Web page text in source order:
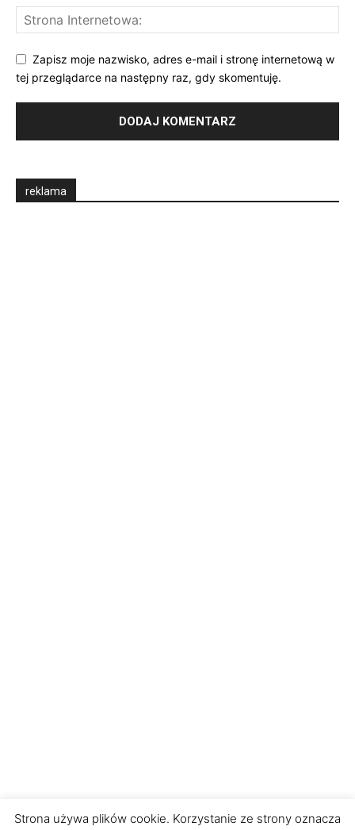
Zapisz moje nazwisko, adres e-mail i stronę internetową w
tej przeglądarce na następny raz, gdy skomentuję.
reklama
Główna Edycje Zgłoś się Kontakt Polityka prywatności
Strona używa plików cookie. Korzystanie ze strony oznacza